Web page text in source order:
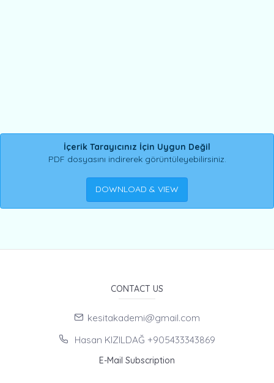
İçerik Tarayıcınız İçin Uygun Değil
PDF dosyasını indirerek görüntüleyebilirsiniz.
DOWNLOAD & VIEW
CONTACT US
kesitakademi@gmail.com
Hasan KIZILDAĞ +905433343869
E-Mail Subscription